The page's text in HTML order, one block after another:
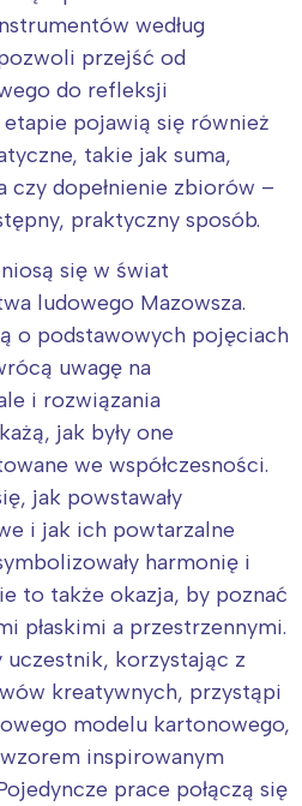
według
przejść od
do refleksji
pojawią się również
takie jak suma,
czy dopełnienie zbiorów –
praktyczny sposób.
się w świat
ludowego Mazowsza.
o podstawowych pojęciach
uwagę na
i rozwiązania
jak były one
we współczesności.
jak powstawały
i jak ich powtarzalne
harmonię i
to także okazja, by poznać
płaskimi a przestrzennymi.
uczestnik, korzystając z
kreatywnych, przystąpi
modelu kartonowego,
inspirowanym
prace połączą się